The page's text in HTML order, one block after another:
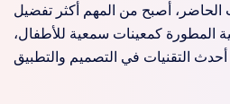
أصبح من المهم أكثر تفضيل
المطورة كمعينات سمعية للأطفال،